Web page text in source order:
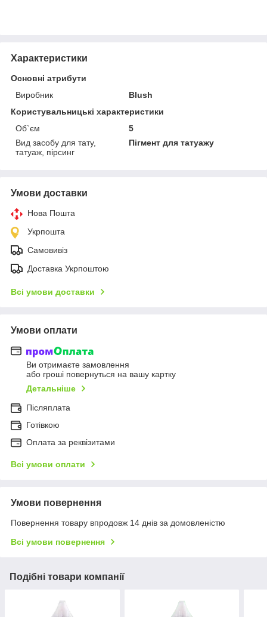
Характеристики
Основні атрибути
Виробник
Blush
Користувальницькі характеристики
Об`єм
5
Вид засобу для тату,
татуаж, пірсинг
Пігмент для татуажу
Умови доставки
Нова Пошта
Укрпошта
Самовивіз
Доставка Укрпоштою
Всі умови доставки
Умови оплати
Ви отримаєте замовлення
або гроші повернуться на вашу картку
Детальніше
Післяплата
Готівкою
Оплата за реквізитами
Всі умови оплати
Умови повернення
Повернення товару впродовж 14 днів за домовленістю
Всі умови повернення
Подібні товари компанії